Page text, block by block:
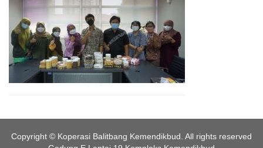
Copyright © Koperasi Balitbang Kemendikbud. All rights reserved